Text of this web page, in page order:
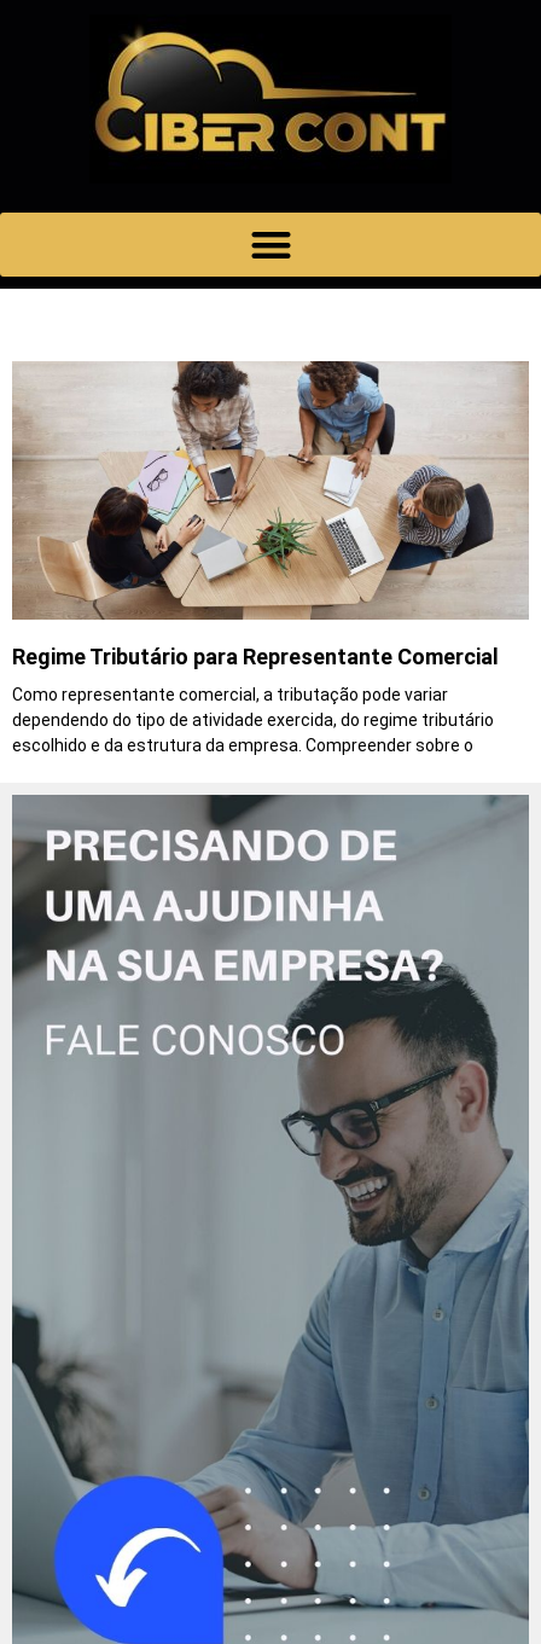
Regime Tributário para Representante Comercial
Como representante comercial, a tributação pode variar
dependendo do tipo de atividade exercida, do regime tributário
escolhido e da estrutura da empresa. Compreender sobre o